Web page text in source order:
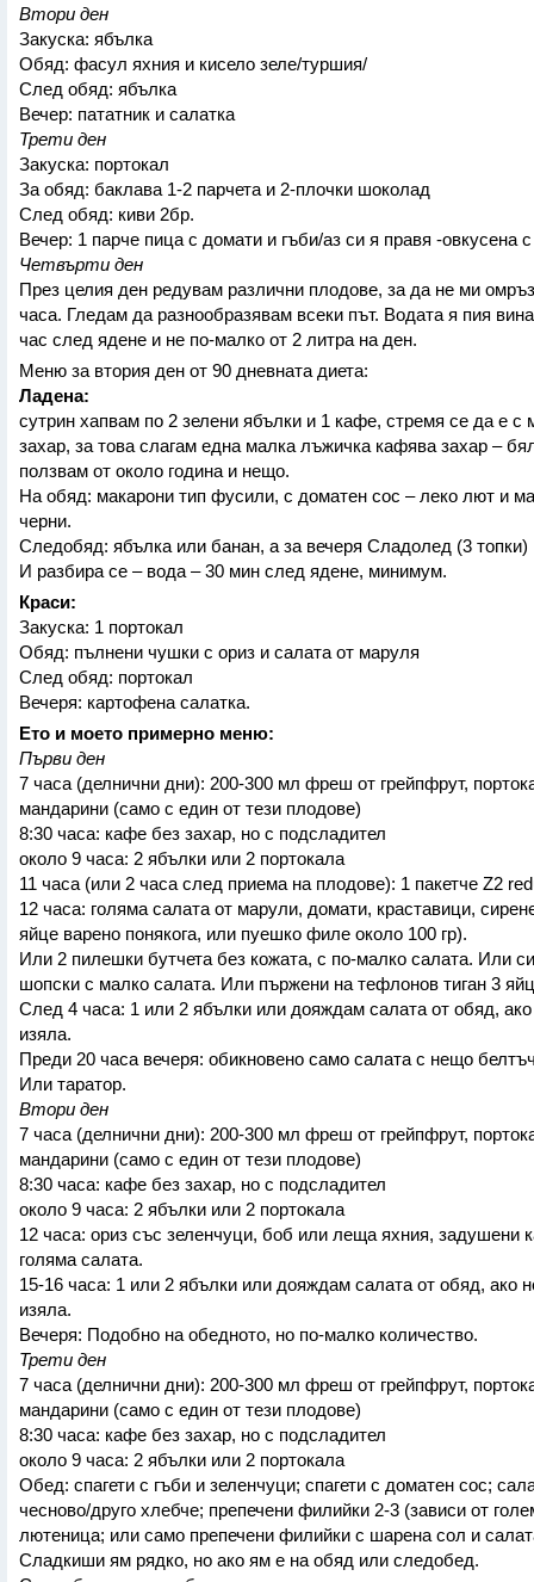
Втори ден
Закуска: ябълка
Обяд: фасул яхния и кисело зеле/туршия/
След обяд: ябълка
Вечер: пататник и салатка
Трети ден
Закуска: портокал
За обяд: баклава 1-2 парчета и 2-плочки шоколад
След обяд: киви 2бр.
Вечер: 1 парче пица с домати и гъби/аз си я правя -овкусена
Четвърти ден
През целия ден редувам различни плодове, за да не ми
часа. Гледам да разнообразявам всеки път. Водата я пия
час след ядене и не по-малко от 2 литра на ден.
Меню за втория ден от 90 дневната диета:
Ладена:
сутрин хапвам по 2 зелени ябълки и 1 кафе, стремя се да е с
захар, за това слагам една малка лъжичка кафява захар –
ползвам от около година и нещо.
На обяд: макарони тип фусили, с доматен сос – леко лют и
черни.
Следобяд: ябълка или банан, а за вечеря Сладолед (3 топки)
И разбира се – вода – 30 мин след ядене, минимум.
Краси:
Закуска: 1 портокал
Обяд: пълнени чушки с ориз и салата от маруля
След обяд: портокал
Вечеря: картофена салатка.
Ето и моето примерно меню:
Първи ден
7 часа (делнични дни): 200-300 мл фреш от грейпфрут,
мандарини (само с един от тези плодове)
8:30 часа: кафе без захар, но с подсладител
около 9 часа: 2 ябълки или 2 портокала
11 часа (или 2 часа след приема на плодове): 1 пакетче Z2
12 часа: голяма салата от марули, домати, краставици,
яйце варено понякога, или пуешко филе около 100 гр).
Или 2 пилешки бутчета без кожата, с по-малко салата. Или
шопски с малко салата. Или пържени на тефлонов тиган 3
След 4 часа: 1 или 2 ябълки или дояждам салата от обяд,
изяла.
Преди 20 часа вечеря: обикновено само салата с нещо
Или таратор.
Втори ден
7 часа (делнични дни): 200-300 мл фреш от грейпфрут,
мандарини (само с един от тези плодове)
8:30 часа: кафе без захар, но с подсладител
около 9 часа: 2 ябълки или 2 портокала
12 часа: ориз със зеленчуци, боб или леща яхния, задушени
голяма салата.
15-16 часа: 1 или 2 ябълки или дояждам салата от обяд, ако
изяла.
Вечеря: Подобно на обедното, но по-малко количество.
Трети ден
7 часа (делнични дни): 200-300 мл фреш от грейпфрут,
мандарини (само с един от тези плодове)
8:30 часа: кафе без захар, но с подсладител
около 9 часа: 2 ябълки или 2 портокала
Обед: спагети с гъби и зеленчуци; спагети с доматен сос;
чесново/друго хлебче; препечени филийки 2-3 (зависи от
лютеница; или само препечени филийки с шарена сол и
Сладкиши ям рядко, но ако ям е на обяд или следобед.